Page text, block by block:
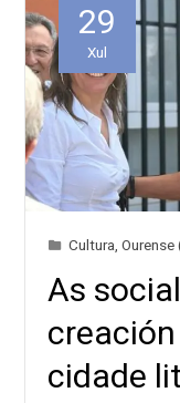
29
Xul
Cultura ,
As
creación
cidade